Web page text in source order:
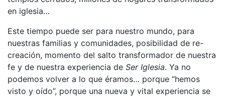
en iglesia…
Este tiempo puede ser para nuestro mundo, para
nuestras familias y comunidades, posibilidad de re-
creación, momento del salto transformador de nuestra
fe y de nuestra experiencia de Ser Iglesia. Ya no
podemos volver a lo que éramos… porque “hemos
visto y oído”, porque una nueva y vital experiencia se